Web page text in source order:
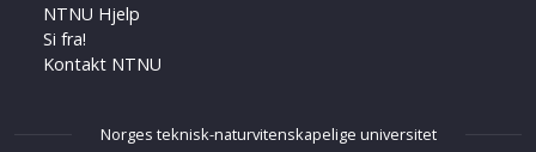
NTNU Hjelp
Si fra!
Kontakt NTNU
Norges teknisk-naturvitenskapelige universitet